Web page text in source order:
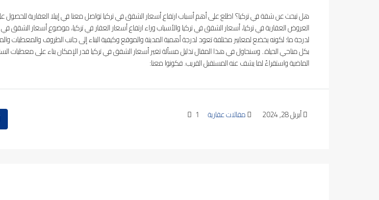
هل تبحث عن شقة في تركيا؟ اطلع على أهم أسباب ارتفاع أسعار الشقق في تركيا تواصل معنا في إيبلا العقارية
العروض العقارية في تركيا، أسعار الشقق في تركيا والأسباب وراء ارتفاع أسعار العقار في تركيا، موضوع أسعار الشقق
لدرجة ما؛ لكونه يخضع لمعايير مختلفة تعود لدرجة أهمية المدينة والموقع وكيفية البناء إلى جانب الظروف والمعطيات
بكل مناحي الحياة.. وسنحاول في هذا المقال تذليل مسألة تغير أسعار الشقق في تركيا قدر الإمكان بناء على معطيات
الماضية واستقراءً لما يشف عنه المستقبل القريب. فكونوا معنا:
أبريل 28, 2024 مقالات عقارية 1